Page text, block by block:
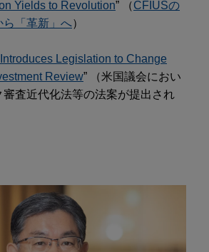
Yields to Revolution” （CFIUSの
ら「革新」へ）
Legislation to Change
Review” （米国議会におい
審査近代化法等の法案が提出され